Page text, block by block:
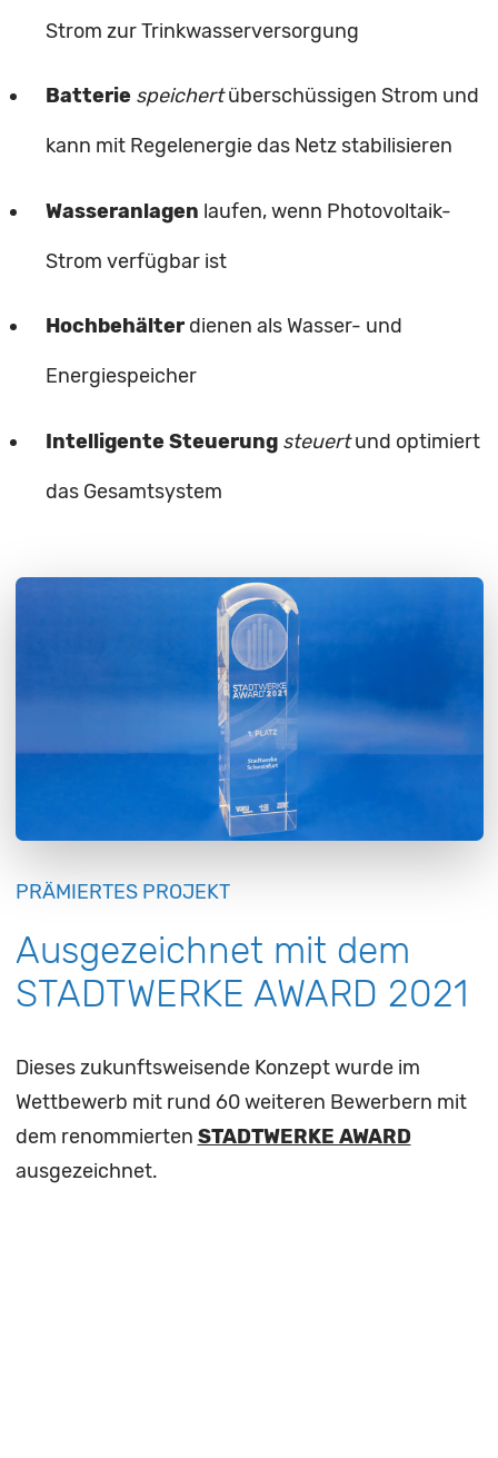
Strom zur Trinkwasserversorgung
Batterie speichertüberschüssigen Strom und
kann mit Regelenergie das Netz stabilisieren
Wasseranlagen laufen, wenn Photovoltaik-
Strom verfügbar ist
Hochbehälter dienen als Wasser- und
Energiespeicher
Intelligente Steuerung steuertund optimiert
das Gesamtsystem
PRÄMIERTES PROJEKT
Ausgezeichnet mit dem
STADTWERKE AWARD 2021
Dieses zukunftsweisende Konzept wurde im
Wettbewerb mit rund 60 weiteren Bewerbern mit
dem renommierten STADTWERKE AWARD
ausgezeichnet.